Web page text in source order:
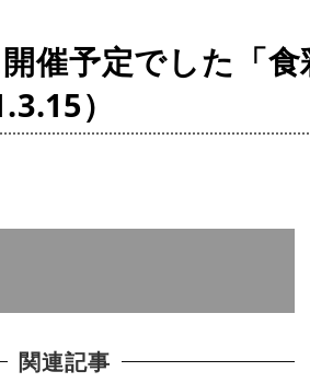
催予定でした「
）
関連記事